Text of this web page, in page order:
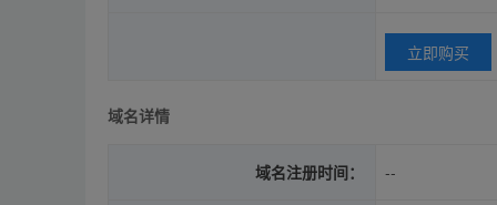
立即购买
域名详情
域名注册时间： --